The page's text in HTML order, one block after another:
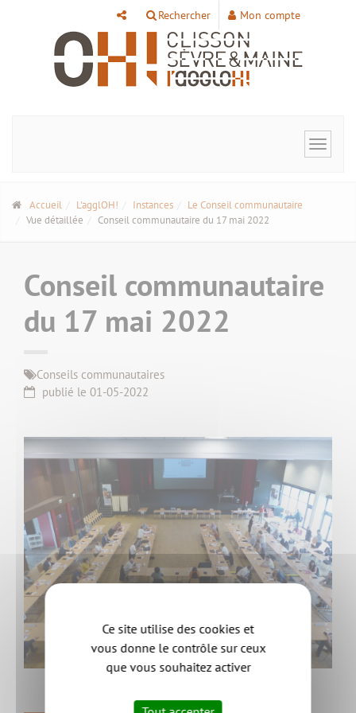
Rechercher Mon compte
Toggle
Accueil L'agglOH! Instances
Le Conseil communautaire
Vue détaillée
Conseil communautaire du 17 mai 2022
Conseil communautaire
du 17 mai 2022
Conseils communautaires
publié le 01-05-2022
Panneau de gestion des cookies
Ce site utilise des cookies et
vous donne le contrôle sur ceux
que vous souhaitez activer